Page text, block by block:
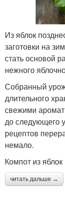
Из яблок
заготовки на
стать основой
нежного
Собранный
длительного
свежими
до следующего
рецептов
немало.
Компот из яблок
читать дальше →